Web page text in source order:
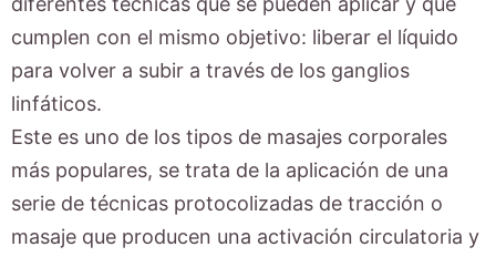
cumplen con el mismo objetivo: liberar el líquido
para volver a subir a través de los ganglios
linfáticos.
Este es uno de los tipos de masajes corporales
más populares, se trata de la aplicación de una
serie de técnicas protocolizadas de tracción o
masaje que producen una activación circulatoria y